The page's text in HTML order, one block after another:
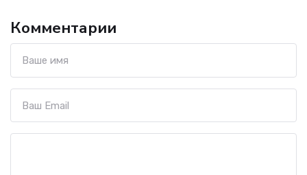
Комментарии